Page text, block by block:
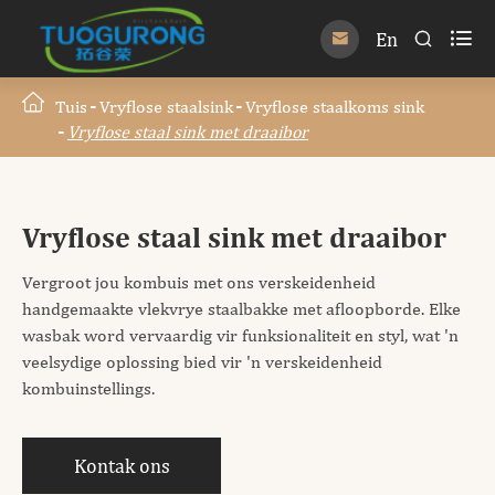
 En  
Tuis Vryflose staalsink Vryflose staalkoms sink
Vryflose staal sink met draaibor
Vryflose staal sink met draaibor
Vergroot jou kombuis met ons verskeidenheid
handgemaakte vlekvrye staalbakke met afloopborde. Elke
wasbak word vervaardig vir funksionaliteit en styl, wat 'n
veelsydige oplossing bied vir 'n verskeidenheid
kombuinstellings.
Kontak ons